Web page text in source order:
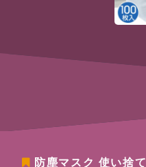
防塵マスク 使い捨て